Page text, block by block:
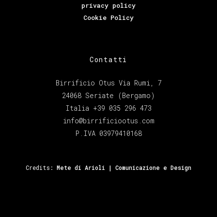
privacy policy
Cookie Policy
Contatti
Birrificio Otus Via Rumi, 7
24068 Seriate (Bergamo)
Italia +39 035 296 473
info@birrificiootus.com
P.IVA 03979410168
Credits: Mete di Arioli | Comunicazione e Design